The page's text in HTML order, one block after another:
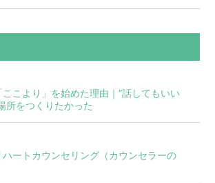
こより」を始めた理由｜“話してもいい
所をつくりたかった
ハートカウンセリング（カウンセラーの